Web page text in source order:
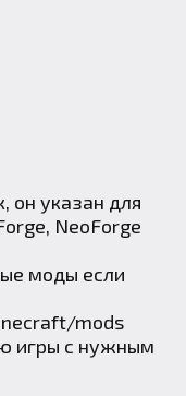
он указан для
, NeoForge
моды если
/mods
игры с нужным